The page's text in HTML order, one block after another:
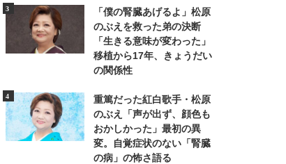
「僕の腎臓あげるよ」松原
のぶえを救った弟の決断
「生きる意味が変わった」
移植から17年、きょうだい
の関係性
重篤だった紅白歌手・松原
のぶえ「声が出ず、顔色も
おかしかった」最初の異
変。自覚症状のない「腎臓
の病」の怖さ語る